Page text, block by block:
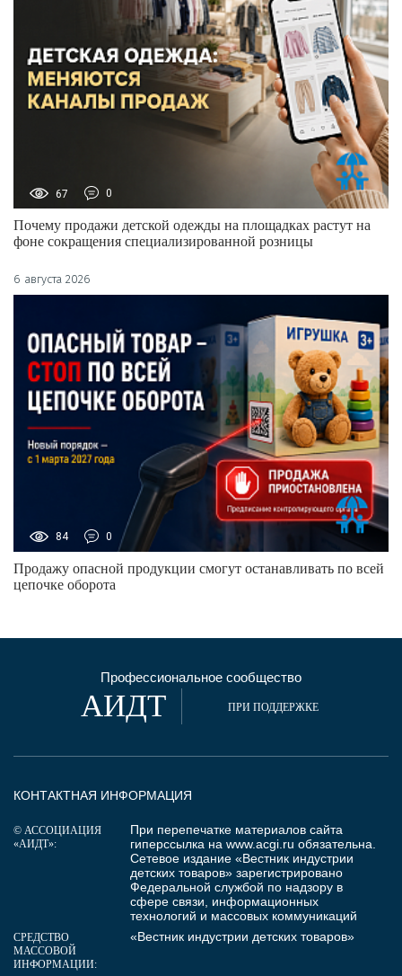
67 0
Почему продажи детской одежды на площадках растут на
фоне сокращения специализированной розницы
6 августа 2026
84 0
Продажу опасной продукции смогут останавливать по всей
цепочке оборота
Профессиональное сообщество
АИДТ ПРИ ПОДДЕРЖКЕ
КОНТАКТНАЯ ИНФОРМАЦИЯ
© АССОЦИАЦИЯ
«АИДТ»:
При перепечатке материалов сайта
гиперссылка на www.acgi.ru обязательна.
Сетевое издание «Вестник индустрии
детских товаров» зарегистрировано
Федеральной службой по надзору в
сфере связи, информационных
технологий и массовых коммуникаций
СРЕДСТВО
МАССОВОЙ
ИНФОРМАЦИИ:
«Вестник индустрии детских товаров»